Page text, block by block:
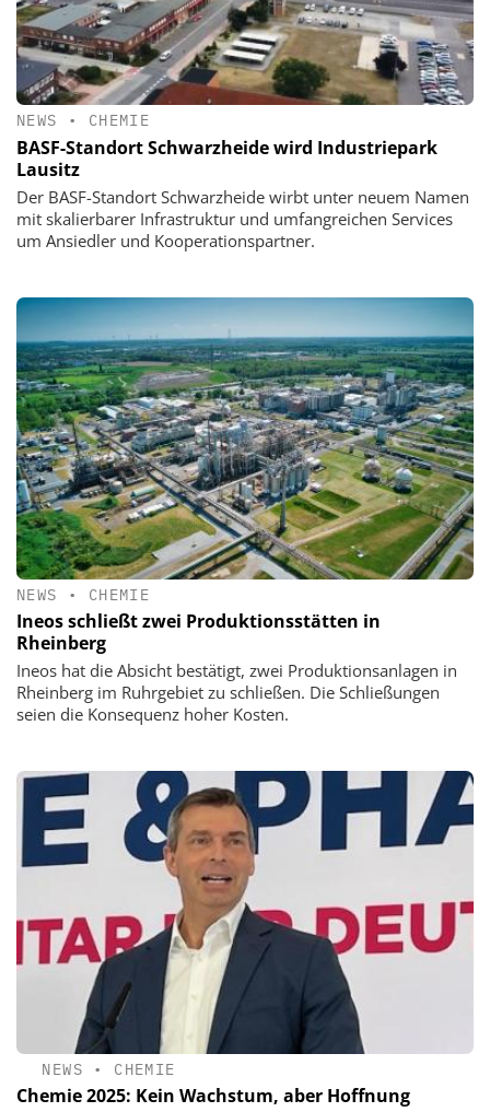
NEWS • CHEMIE
BASF-Standort Schwarzheide wird Industriepark
Lausitz
Der BASF-Standort Schwarzheide wirbt unter neuem Namen
mit skalierbarer Infrastruktur und umfangreichen Services
um Ansiedler und Kooperationspartner.
NEWS • CHEMIE
Ineos schließt zwei Produktionsstätten in
Rheinberg
Ineos hat die Absicht bestätigt, zwei Produktionsanlagen in
Rheinberg im Ruhrgebiet zu schließen. Die Schließungen
seien die Konsequenz hoher Kosten.
NEWS • CHEMIE
Chemie 2025: Kein Wachstum, aber Hoffnung